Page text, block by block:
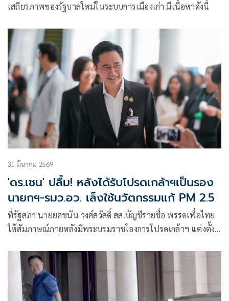
เสถียรภาพของรัฐบาลใหม่ในระบบการเมืองเก่า มีเนื้อหาดังนี้
31 มีนาคม 2569
'ดร.เชน' ปลื้ม! หลังได้รับโปรดเกล้าฯเป็นรอง
นายกฯ-รมว.อว. เล็งใช้นวัตกรรมแก้ PM 2.5
ที่รัฐสภา นายยศชนัน วงศ์สวัสดิ์ สส.บัญชีรายชื่อ พรรคเพื่อไทย
ให้สัมภาษณ์ภายหลังมีพระบรมราชโองการโปรดเกล้าฯ แต่งตั้ง